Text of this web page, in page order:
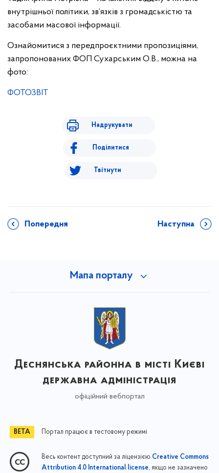
внутрішньої політики, зв’язків з громадськістю та
засобами масової інформації.
Ознайомитися з передпроєктними пропозиціями,
запропонованих ФОП Сухарським О.В., можна на
фото:
ФОТОЗВІТ
Надрукувати
Поділитися
Твітнути
Попередня Наступна
Мапа порталу
Деснянська районна в місті Києві
державна адміністрація
офіційний вебпортал
Портал працює в тестовому режимі
Весь контент доступний за ліцензією Creative Commons
Attribution 4.0 International license, якщо не зазначено